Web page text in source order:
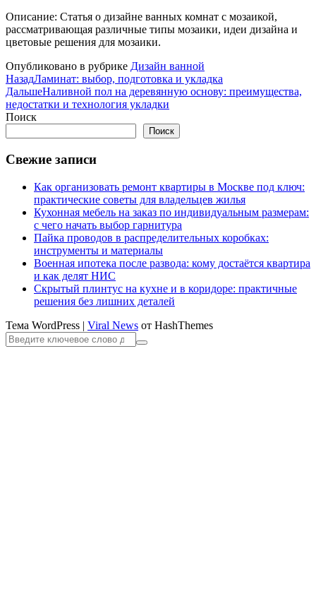
Описание: Статья о дизайне ванных комнат с мозаикой,
рассматривающая различные типы мозаики, идеи дизайна и
цветовые решения для мозаики.
Опубликовано в рубрике Дизайн ванной
НазадЛаминат: выбор, подготовка и укладка
ДальшеНаливной пол на деревянную основу: преимущества,
недостатки и технология укладки
Поиск
Поиск
Свежие записи
Как организовать ремонт квартиры в Москве под ключ:
практические советы для владельцев жилья
Кухонная мебель на заказ по индивидуальным размерам:
с чего начать выбор гарнитура
Пайка проводов в распределительных коробках:
инструменты и материалы
Военная ипотека после развода: кому достаётся квартира
и как делят НИС
Скрытый плинтус на кухне и в коридоре: практичные
решения без лишних деталей
Тема WordPress | Viral News от HashThemes